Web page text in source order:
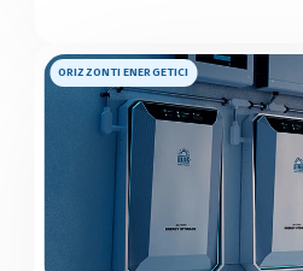
ORIZZONTI ENERGETICI